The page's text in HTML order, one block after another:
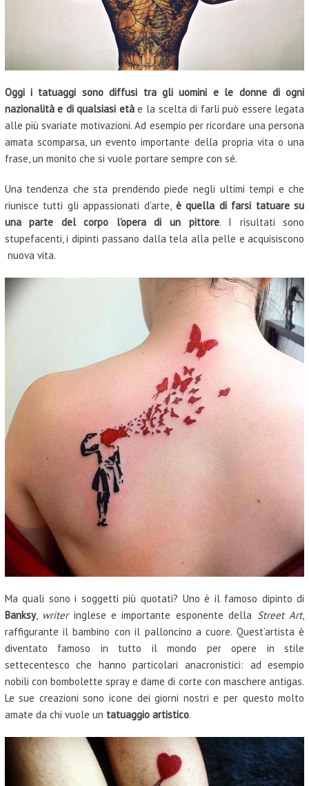
Oggi i tatuaggi sono diffusi tra gli uomini e le donne di ogni
nazionalità e di qualsiasi etàe la scelta di farli può essere legata
alle più svariate motivazioni. Ad esempio per ricordare una persona
amata scomparsa, un evento importante della propria vita o una
frase, un monito che si vuole portare sempre con sé.
Una tendenza che sta prendendo piede negli ultimi tempi e che
riunisce tutti gli appassionati d’arte, è quella di farsi tatuare su
una parte del corpo l’opera di un pittore. I risultati sono
stupefacenti, i dipinti passano dalla tela alla pelle e acquisiscono
nuova vita.
Ma quali sono i soggetti più quotati? Uno è il famoso dipinto di
Banksy, writeringlese e importante esponente della Street Art,
raffigurante il bambino con il palloncino a cuore. Quest’artista è
diventato famoso in tutto il mondo per opere in stile
settecentesco che hanno particolari anacronistici: ad esempio
nobili con bombolette spray e dame di corte con maschere antigas.
Le sue creazioni sono icone dei giorni nostri e per questo molto
amate da chi vuole un tatuaggio artistico.